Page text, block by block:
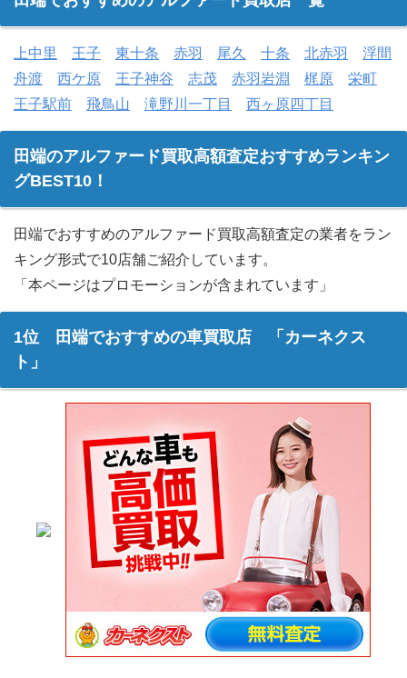
上中里 王子 東十条 赤羽 尾久 十条 北赤羽
浮間
舟渡
西ケ原 王子神谷 志茂 赤羽岩淵 梶原
栄町
王子駅前
飛鳥山 滝野川一丁目 西ヶ原四丁目
田端のアルファード買取高額査定おすすめランキン
グBEST10！
田端でおすすめのアルファード買取高額査定の業者をラン
キング形式で10店舗ご紹介しています。
「本ページはプロモーションが含まれています」
1位 田端でおすすめの車買取店 「カーネクス
ト」